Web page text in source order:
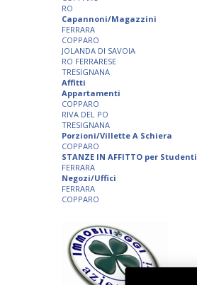
RO
Capannoni/Magazzini
FERRARA
COPPARO
JOLANDA DI SAVOIA
RO FERRARESE
TRESIGNANA
Affitti
Appartamenti
COPPARO
RIVA DEL PO
TRESIGNANA
Porzioni/Villette A Schiera
COPPARO
STANZE IN AFFITTO per Studenti
FERRARA
Negozi/Uffici
FERRARA
COPPARO